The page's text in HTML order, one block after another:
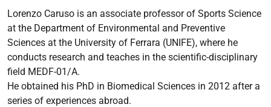
Lorenzo Caruso is an associate professor of Sports Science
at the Department of Environmental and Preventive
Sciences at the University of Ferrara (UNIFE), where he
conducts research and teaches in the scientific-disciplinary
field MEDF-01/A.
He obtained his PhD in Biomedical Sciences in 2012 after a
series of experiences abroad.